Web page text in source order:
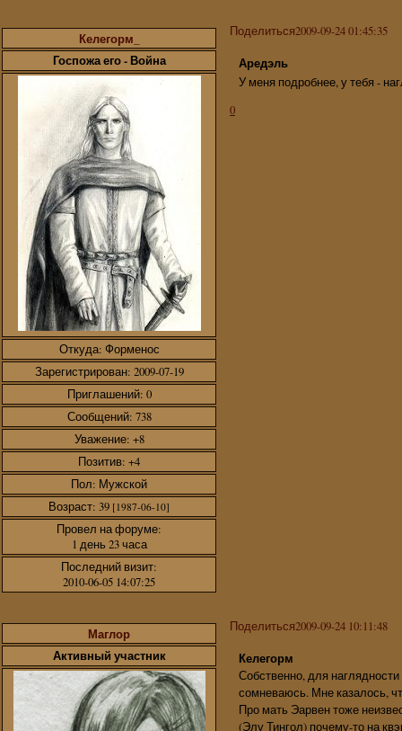
Поделиться2009-09-24 01:45:35
Келегорм_
Госпожа его - Война
Откуда: Форменос
Зарегистрирован: 2009-07-19
Приглашений: 0
Сообщений: 738
Уважение: +8
Позитив: +4
Пол: Мужской
Возраст: 39 [1987-06-10]
Провел на форуме:
1 день 23 часа
Последний визит:
2010-06-05 14:07:25
Аредэль
У меня подробнее, у тебя -
0
Поделиться2009-09-24 10:11:48
Маглор
Активный участник
Келегорм
Собственно, для
сомневаюсь. Мне казалось,
Про мать Эарвен тоже
(Элу Тингол) почему-то на